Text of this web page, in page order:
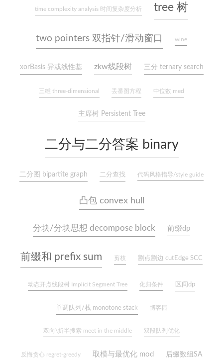
time complexity analysis 时间复杂度分析 tree 树
two pointers 双指针/滑动窗口 wine
xorBasis 异或线性基 zkw线段树 三分 ternary search
三维 three-dimensional 丢番图方程 中位数 med
主席树 Persistent Tree
二分与二分答案 binary
二分图 bipartite graph 二分查找 代码风格指导/style guide
凸包 convex hull
分块/分块思想 decompose block 前缀dp
前缀和 prefix sum 剪枝 割点割边 cutEdge SCC
动态开点线段树 Implicit Segment Tree 化归条件 区间dp
单调队列/栈 monotone stack 博客园
双向\折半搜索 meet in the middle 双段队列优化
反悔贪心 regret-greedy 取模与最优化 mod 后缀数组SA